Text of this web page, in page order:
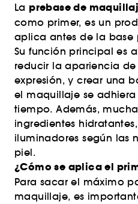
La prebase de
como primer, es un
aplica antes de la base
Su función principal es
reducir la apariencia
expresión, y crear una
el maquillaje se
tiempo. Además,
ingredientes
iluminadores según las
piel.
¿Cómo se aplica el
Para sacar el máximo
maquillaje, es